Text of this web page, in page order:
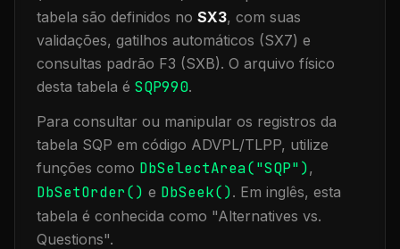
tabela são definidos no SX3, com suas
validações, gatilhos automáticos (SX7) e
consultas padrão F3 (SXB). O arquivo físico
desta tabela é SQP990.
Para consultar ou manipular os registros da
tabela SQP em código ADVPL/TLPP, utilize
funções como DbSelectArea("SQP"),
DbSetOrder() e DbSeek(). Em inglês, esta
tabela é conhecida como "Alternatives vs.
Questions".